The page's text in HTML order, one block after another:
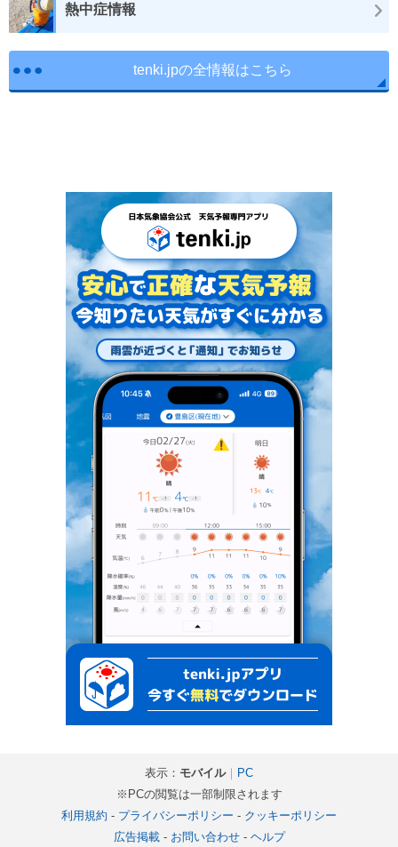
熱中症情報
tenki.jpの全情報はこちら
表示： モバイル｜ PC
※PCの閲覧は一部制限されます
利用規約 - プライバシーポリシー - クッキーポリシー
広告掲載- お問い合わせ- ヘルプ